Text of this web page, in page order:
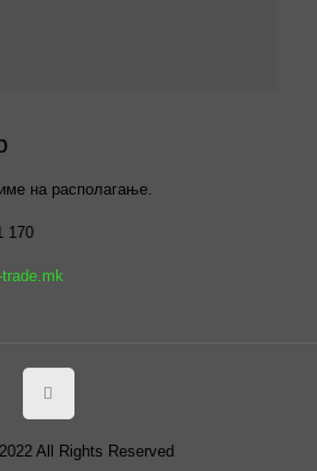
на располагање.
170
All Rights Reserved